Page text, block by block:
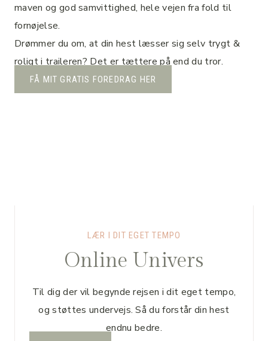
maven og god samvittighed, hele vejen fra fold til
fornøjelse.
Drømmer du om, at din hest læsser sig selv trygt &
roligt i traileren? Det er tættere på end du tror.
FÅ MIT GRATIS FOREDRAG HER
LÆR I DIT EGET TEMPO
Online Univers
Til dig der vil begynde rejsen i dit eget tempo,
og støttes undervejs. Så du forstår din hest
endnu bedre.